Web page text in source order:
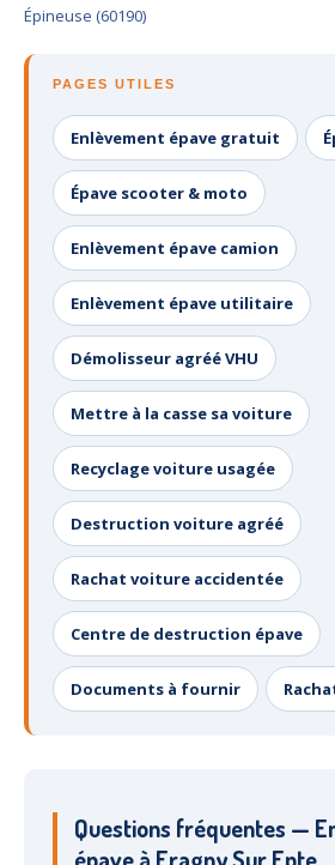
Épineuse (60190)
PAGES UTILES
Enlèvement épave gratuit
Épave scooter & moto
Enlèvement épave camion
Enlèvement épave utilitaire
Démolisseur agréé VHU
Mettre à la casse sa voiture
Recyclage voiture usagée
Destruction voiture agréé
Rachat voiture accidentée
Centre de destruction épave
Documents à fournir
Questions fréquentes —